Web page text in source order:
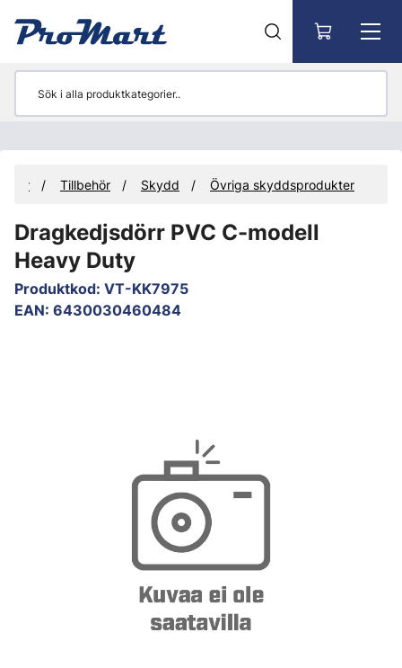
Tillbehör Skydd Övriga skyddsprodukter
Dragkedjsdörr PVC C-modell
Heavy Duty
Produktkod: VT-KK7975
EAN: 6430030460484